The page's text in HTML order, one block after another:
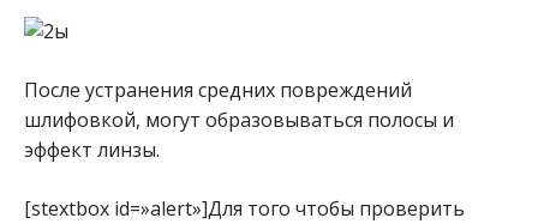
После устранения средних повреждений
шлифовкой, могут образовываться полосы и
эффект линзы.
[stextbox id=»alert»]Для того чтобы проверить